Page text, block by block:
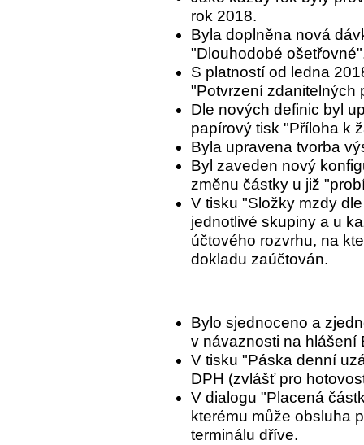
rok 2018.
Byla doplněna nová
"Dlouhodobé
S platností od ledna
"Potvrzení zdanitelných
Dle nových definic byl
papírový tisk "Příloha k
Byla upravena tvorba
Byl zaveden nový
změnu částky u již
V tisku "Složky mzdy
jednotlivé skupiny a u
účtového rozvrhu, na
dokladu zaúčtován.
Bylo sjednoceno a
v návaznosti na hlášení
V tisku "Páska denní
DPH (zvlášť pro
V dialogu "Placená
kterému může obsluha
terminálu dříve.